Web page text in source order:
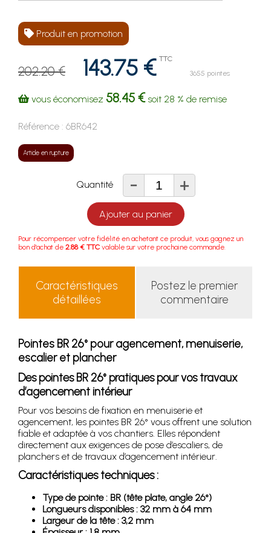
Produit en promotion
202.20 € 143.75 € TTC
3655 pointes
vous économisez 58.45 €soit 28 % de remise
Référence : 6BR642
Article en rupture
Quantité - +
Ajouter au panier
Pour récompenser votre fidélité en achetant ce produit, vous gagnez un
bon d'achat de 2.88 € TTC valable sur votre prochaine commande.
Caractéristiques
détaillées
Postez le premier
commentaire
Pointes BR 26° pour agencement, menuiserie,
escalier et plancher
Des pointes BR 26° pratiques pour vos travaux
d’agencement intérieur
Pour vos besoins de fixation en menuiserie et
agencement, les pointes BR 26° vous offrent une solution
fiable et adaptée à vos chantiers. Elles répondent
directement aux exigences de pose d’escaliers, de
planchers et de travaux d’agencement intérieur.
Caractéristiques techniques :
Type de pointe : BR (tête plate, angle 26°)
Longueurs disponibles : 32 mm à 64 mm
Largeur de la tête : 3,2 mm